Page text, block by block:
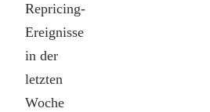
Repricing-
Ereignisse
in der
letzten
Woche